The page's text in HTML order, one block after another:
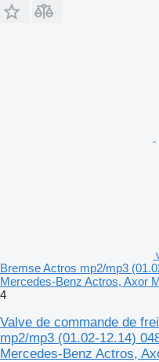
Bremse Actros mp2/mp3
Mercedes-Benz Actros, Axor
4
Valve de commande de
mp2/mp3 (01.02-12.14)
Mercedes-Benz Actros,